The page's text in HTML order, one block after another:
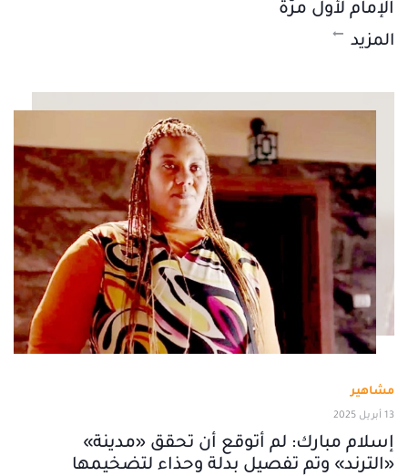
الإمام لأول مرّة
المزيد
مشاهير
13 أبريل 2025
إسلام مبارك: لم أتوقع أن تحقق «مدينة»
«الترند» وتم تفصيل بدلة وحذاء لتضخيمها